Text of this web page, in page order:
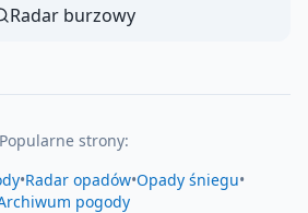
Radar burzowy
Popularne strony:
•Radar opadów•Opady śniegu•
pogody